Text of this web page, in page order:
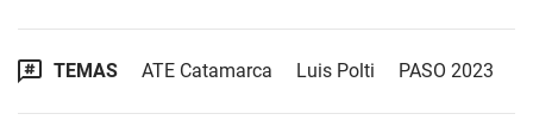
TEMAS ATE Catamarca Luis Polti PASO 2023